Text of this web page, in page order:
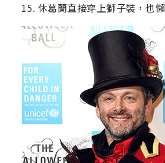
15. 休葛蘭直接穿上獅子裝，也